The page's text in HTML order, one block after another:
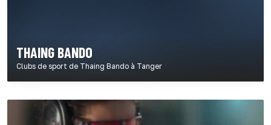
THAING BANDO
Clubs de sport de Thaing Bando à Tanger